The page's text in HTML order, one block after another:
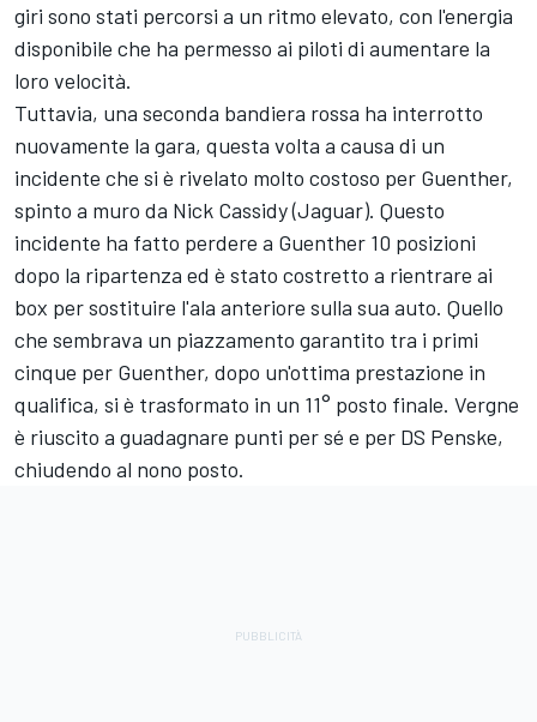
giri sono stati percorsi a un ritmo elevato, con l'energia
disponibile che ha permesso ai piloti di aumentare la
loro velocità.
Tuttavia, una seconda bandiera rossa ha interrotto
nuovamente la gara, questa volta a causa di un
incidente che si è rivelato molto costoso per Guenther,
spinto a muro da Nick Cassidy(Jaguar). Questo
incidente ha fatto perdere a Guenther 10 posizioni
dopo la ripartenza ed è stato costretto a rientrare ai
box per sostituire l'ala anteriore sulla sua auto. Quello
che sembrava un piazzamento garantito tra i primi
cinque per Guenther, dopo un'ottima prestazione in
qualifica, si è trasformato in un 11° posto finale. Vergne
è riuscito a guadagnare punti per sé e per DS Penske,
chiudendo al nono posto.